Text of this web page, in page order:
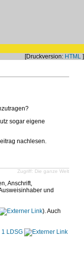
[Druckversion: HTML ]
sogar eigene
nachlesen.
Zugriff: Die ganze Welt
Anschrift,
und
). Auch
1 LDSG